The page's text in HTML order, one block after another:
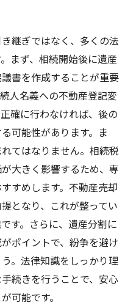
継ぎではなく、多くの法
まず、相続開始後に遺産
書を作成することが重要
人名義への不動産登記変
確に行わなければ、後の
可能性があります。ま
てはなりません。相続税
大きく影響するため、専
すめします。不動産売却
となり、これが整ってい
す。さらに、遺産分割に
ポイントで、紛争を避け
。法律知識をしっかり理
続きを行うことで、安心
可能です。